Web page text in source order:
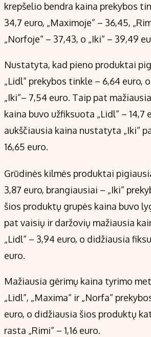
krepšelio bendra kaina prekybos
34,7 euro, „Maximoje“ – 36,45,
„Norfoje“ – 37,43, o „Iki“ – 39,49
Nustatyta, kad pieno produktai
„Lidl“ prekybos tinkle – 6,64 euro,
„Iki“– 7,54 euro. Taip pat
kaina buvo užfiksuota „Lidl“ – 14,7
aukščiausia kaina nustatyta „Iki“
16,65 euro.
Grūdinės kilmės produktai
3,87 euro, brangiausiai – „Iki“
šios produktų grupės kaina buvo
pat vaisių ir daržovių mažiausia
„Lidl“ – 3,94 euro, o didžiausia
euro.
Mažiausia gėrimų kaina tyrimo
„Lidl“, „Maxima“ ir „Norfa“
euro, o didžiausia šios produktų
rasta „Rimi“ – 1,16 euro.